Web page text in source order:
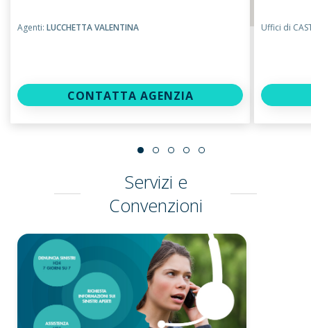
Agenti: LUCCHETTA VALENTINA
CONTATTA AGENZIA
Uffici di
Servizi e
Convenzioni